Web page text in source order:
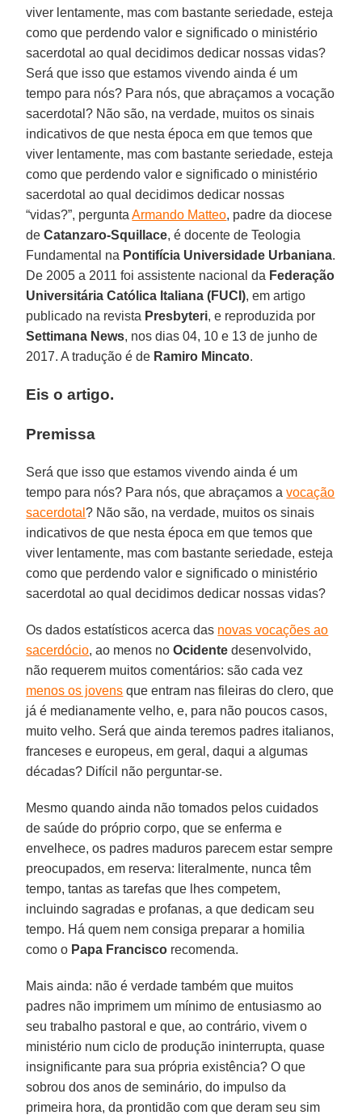
viver lentamente, mas com bastante seriedade, esteja
como que perdendo valor e significado o ministério
sacerdotal ao qual decidimos dedicar nossas vidas?
Será que isso que estamos vivendo ainda é um
tempo para nós? Para nós, que abraçamos a vocação
sacerdotal? Não são, na verdade, muitos os sinais
indicativos de que nesta época em que temos que
viver lentamente, mas com bastante seriedade, esteja
como que perdendo valor e significado o ministério
sacerdotal ao qual decidimos dedicar nossas
“vidas?”, perguntaArmando Matteo, padre da diocese
deCatanzaro-Squillace, é docente de Teologia
Fundamental na Pontifícia Universidade Urbaniana.
De 2005 a 2011 foi assistente nacional da Federação
Universitária Católica Italiana (FUCI), em artigo
publicado na revista Presbyteri, e reproduzida por
Settimana News, nos dias 04, 10 e 13 de junho de
2017. A tradução é de Ramiro Mincato.
Eis o artigo.
Premissa
Será que isso que estamos vivendo ainda é um
tempo para nós? Para nós, que abraçamos avocação
sacerdotal? Não são, na verdade, muitos os sinais
indicativos de que nesta época em que temos que
viver lentamente, mas com bastante seriedade, esteja
como que perdendo valor e significado o ministério
sacerdotal ao qual decidimos dedicar nossas vidas?
Os dados estatísticos acerca das novas vocações ao
sacerdócio, ao menos noOcidente desenvolvido,
não requerem muitos comentários: são cada vez
menos os jovens que entram nas fileiras do clero, que
já é medianamente velho, e, para não poucos casos,
muito velho. Será que ainda teremos padres italianos,
franceses e europeus, em geral, daqui a algumas
décadas? Difícil não perguntar-se.
Mesmo quando ainda não tomados pelos cuidados
de saúde do próprio corpo, que se enferma e
envelhece, os padres maduros parecem estar sempre
preocupados, em reserva: literalmente, nunca têm
tempo, tantas as tarefas que lhes competem,
incluindo sagradas e profanas, a que dedicam seu
tempo. Há quem nem consiga preparar a homilia
como o Papa Francisco recomenda.
Mais ainda: não é verdade também que muitos
padres não imprimem um mínimo de entusiasmo ao
seu trabalho pastoral e que, ao contrário, vivem o
ministério num ciclo de produção ininterrupta, quase
insignificante para sua própria existência? O que
sobrou dos anos de seminário, do impulso da
primeira hora, da prontidão com que deram seu sim